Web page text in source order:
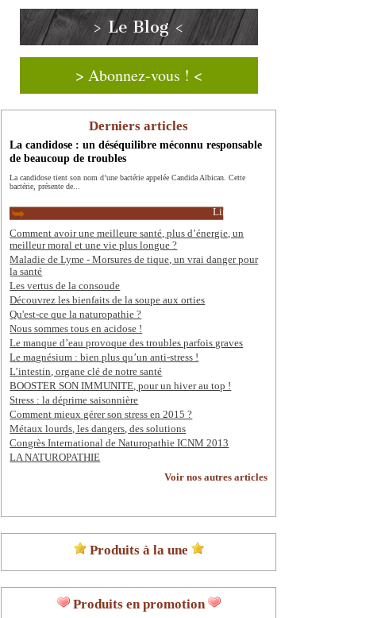
> Le Blog <
> Abonnez-vous ! <
Derniers articles
La candidose : un déséquilibre méconnu responsable
de beaucoup de troubles
La candidose tient son nom d’une bactérie appelée Candida Albican. Cette
bactérie, présente de...
Lire la suite
Comment avoir une meilleure santé, plus d’énergie, un
meilleur moral et une vie plus longue ?
Maladie de Lyme - Morsures de tique, un vrai danger pour
la santé
Les vertus de la consoude
Découvrez les bienfaits de la soupe aux orties
Qu'est-ce que la naturopathie ?
Nous sommes tous en acidose !
Le manque d’eau provoque des troubles parfois graves
Le magnésium : bien plus qu’un anti-stress !
L’intestin, organe clé de notre santé
BOOSTER SON IMMUNITE, pour un hiver au top !
Stress : la déprime saisonnière
Comment mieux gérer son stress en 2015 ?
Métaux lourds, les dangers, des solutions
Congrès International de Naturopathie ICNM 2013
LA NATUROPATHIE
Voir nos autres articles
Produits à la une
Produits en promotion